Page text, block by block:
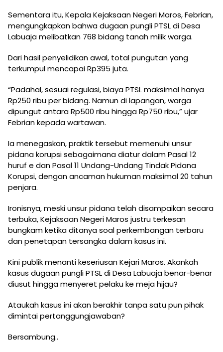
Sementara itu, Kepala Kejaksaan Negeri Maros, Febrian,
mengungkapkan bahwa dugaan pungli PTSL di Desa
Labuaja melibatkan 768 bidang tanah milik warga.
Dari hasil penyelidikan awal, total pungutan yang
terkumpul mencapai Rp395 juta.
“Padahal, sesuai regulasi, biaya PTSL maksimal hanya
Rp250 ribu per bidang. Namun di lapangan, warga
dipungut antara Rp500 ribu hingga Rp750 ribu,” ujar
Febrian kepada wartawan.
Ia menegaskan, praktik tersebut memenuhi unsur
pidana korupsi sebagaimana diatur dalam Pasal 12
huruf e dan Pasal 11 Undang-Undang Tindak Pidana
Korupsi, dengan ancaman hukuman maksimal 20 tahun
penjara.
Ironisnya, meski unsur pidana telah disampaikan secara
terbuka, Kejaksaan Negeri Maros justru terkesan
bungkam ketika ditanya soal perkembangan terbaru
dan penetapan tersangka dalam kasus ini.
Kini publik menanti keseriusan Kejari Maros. Akankah
kasus dugaan pungli PTSL di Desa Labuaja benar-benar
diusut hingga menyeret pelaku ke meja hijau?
Ataukah kasus ini akan berakhir tanpa satu pun pihak
dimintai pertanggungjawaban?
Bersambung..